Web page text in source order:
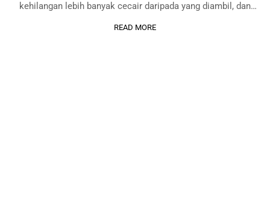
kehilangan lebih banyak cecair daripada yang diambil, dan
kesan dehidrasi akan muncul di wajah terutama pada lapisan
READ MORE